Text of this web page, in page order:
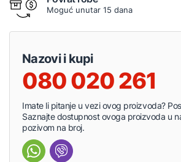
Moguć unutar 15 dana
Nazovi i kupi
080 020 261
Imate li pitanje u vezi ovog proizvoda?
Saznajte dostupnost ovoga proizvoda u
pozivom na broj.